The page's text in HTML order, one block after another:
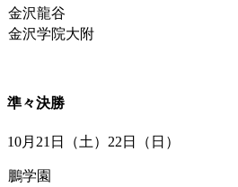
金沢龍谷
金沢学院大附
準々決勝
10月21日（土）22日（日）
鵬学園